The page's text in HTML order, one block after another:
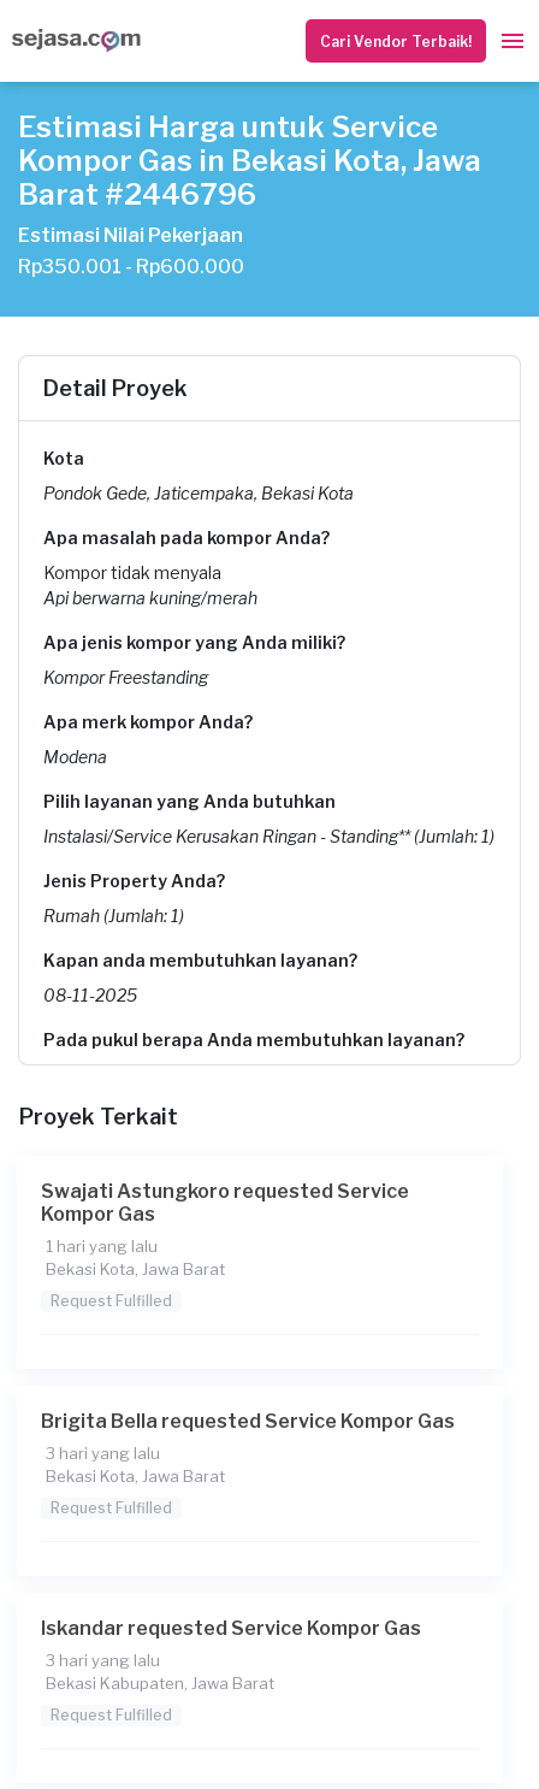
Cari Vendor Terbaik!
Estimasi Harga untuk Service
Kompor Gas in Bekasi Kota, Jawa
Barat #2446796
Estimasi Nilai Pekerjaan
Rp350.001 - Rp600.000
Detail Proyek
Kota
Pondok Gede, Jaticempaka, Bekasi Kota
Apa masalah pada kompor Anda?
Kompor tidak menyala
Api berwarna kuning/merah
Apa jenis kompor yang Anda miliki?
Kompor Freestanding
Apa merk kompor Anda?
Modena
Pilih layanan yang Anda butuhkan
Instalasi/Service Kerusakan Ringan - Standing** (Jumlah: 1)
Jenis Property Anda?
Rumah (Jumlah: 1)
Kapan anda membutuhkan layanan?
08-11-2025
Pada pukul berapa Anda membutuhkan layanan?
Berapa budget total untuk layanan ini?
Transaksi)
Catatan
Proyek Terkait
Swajati Astungkoro requested Service
Kompor Gas
1 hari yang lalu
Bekasi Kota, Jawa Barat
Request Fulfilled
Brigita Bella requested Service Kompor Gas
3 hari yang lalu
Bekasi Kota, Jawa Barat
Request Fulfilled
Iskandar requested Service Kompor Gas
3 hari yang lalu
Bekasi Kabupaten, Jawa Barat
Request Fulfilled